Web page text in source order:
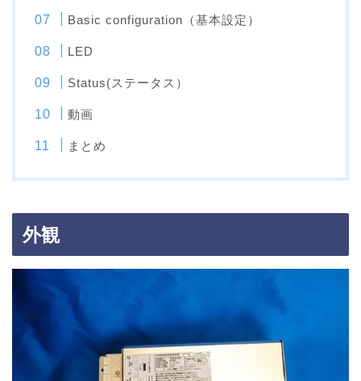
Basic configuration（基本設定）
LED
Status(ステータス）
動画
まとめ
外観